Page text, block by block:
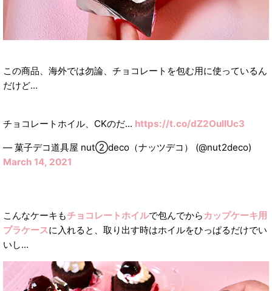
この商品、海外では勿論、チョコレートを包む用に使っているん
だけど...
チョコレートホイル、CKのだ... https://t.co/dZ2OulIUc3
— 菓子デコ道具屋 nut②deco（ナッツデコ） (@nut2deco)
March 14, 2021
こんなケーキもチョコレートホイルで包んでから カップケーキ用
プラケースに入れると、取り出す時はホイルをひっぱるだけでい
いし...